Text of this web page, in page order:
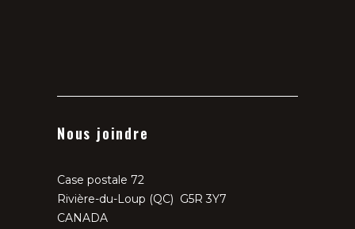
Nous joindre
Case postale 72
Rivière-du-Loup (QC) G5R 3Y7
CANADA